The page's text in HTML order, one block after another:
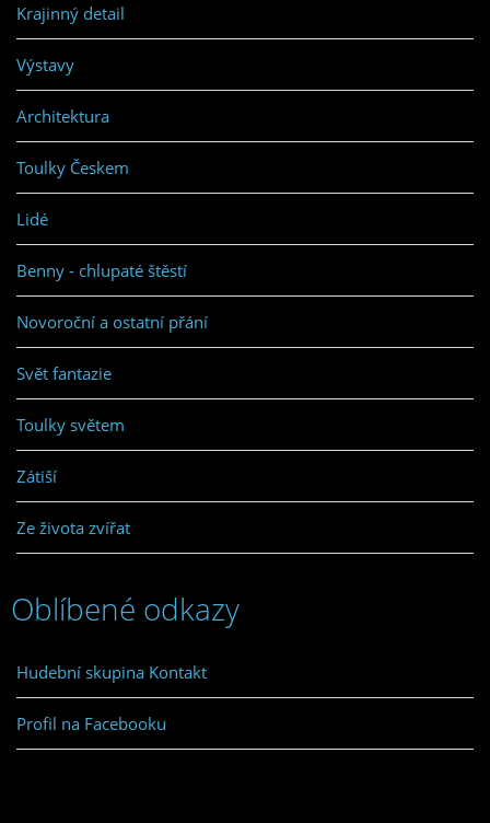
Krajinný detail
Výstavy
Architektura
Toulky Českem
Lidé
Benny - chlupaté štěstí
Novoroční a ostatní přání
Svět fantazie
Toulky světem
Zátiší
Ze života zvířat
Oblíbené odkazy
Hudební skupina Kontakt
Profil na Facebooku